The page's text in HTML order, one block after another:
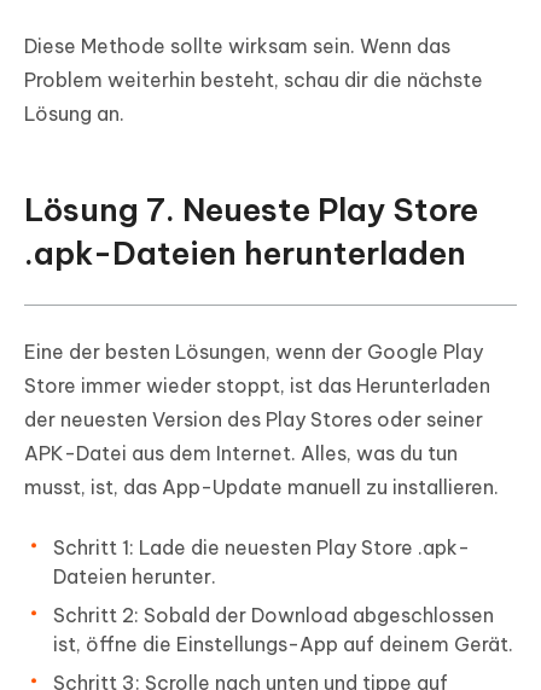
Diese Methode sollte wirksam sein. Wenn das
Problem weiterhin besteht, schau dir die nächste
Lösung an.
Lösung 7. Neueste Play Store
.apk-Dateien herunterladen
Eine der besten Lösungen, wenn der Google Play
Store immer wieder stoppt, ist das Herunterladen
der neuesten Version des Play Stores oder seiner
APK-Datei aus dem Internet. Alles, was du tun
musst, ist, das App-Update manuell zu installieren.
Schritt 1: Lade die neuesten Play Store .apk-
Dateien herunter.
Schritt 2: Sobald der Download abgeschlossen
ist, öffne die Einstellungs-App auf deinem Gerät.
Schritt 3: Scrolle nach unten und tippe auf